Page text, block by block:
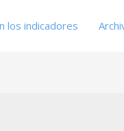
los indicadores